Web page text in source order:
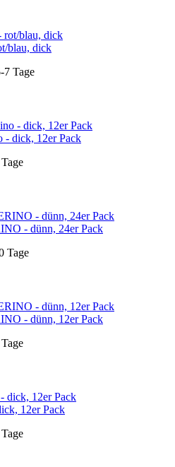
blau, dick
7 Tage
dick, 12er Pack
- dünn, 24er Pack
Tage
- dünn, 12er Pack
12er Pack